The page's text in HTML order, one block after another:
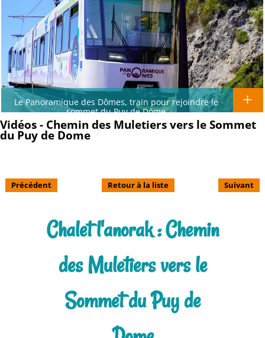
Le Panoramique des Dômes, train pour rejoindre le
sommet du Puy de Dôme
Vidéos - Chemin des Muletiers vers le Sommet
du Puy de Dome
Précédent Retour à la liste Suivant
Chalet l'anorak : Chemin
des Muletiers vers le
Sommet du Puy de